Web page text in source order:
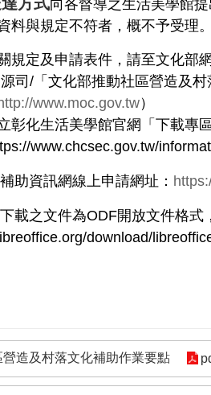
向各督導之生活美學館
與規定不符者，概不予受理。
規定及申請表件，請至文化部
司/ 「文化部推動社區營造及
www.moc.gov.tw）
化生活美學館官網「下載專
www.chcsec.gov.tw/
助資訊網線上申請網址：
載之文件為ODF開放文件格式
download/
造及村落文化補助作業要點